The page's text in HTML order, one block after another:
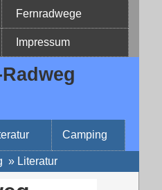
Fernradwege
Impressum
Camping
» Literatur